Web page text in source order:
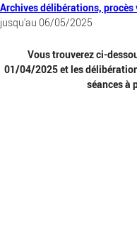
Archives délibérations, procès
jusqu'au 06/05/2025
Vous trouverez ci-
01/04/2025 et les
séances à